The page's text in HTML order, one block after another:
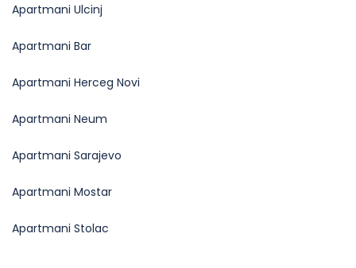
Apartmani Ulcinj
Apartmani Bar
Apartmani Herceg Novi
Apartmani Neum
Apartmani Sarajevo
Apartmani Mostar
Apartmani Stolac